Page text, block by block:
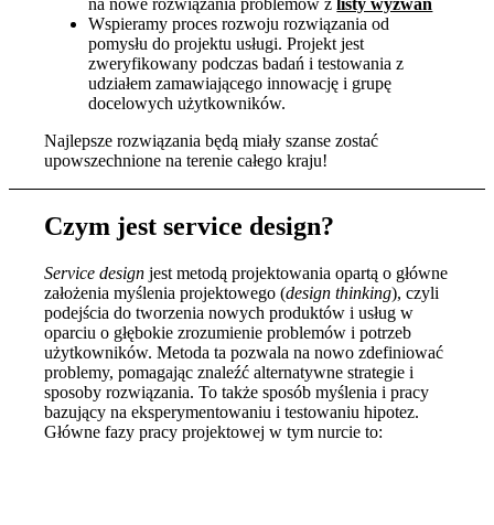
na nowe rozwiązania problemów zlisty wyzwań
Wspieramy proces rozwoju rozwiązania od
pomysłu do projektu usługi. Projekt jest
zweryfikowany podczas badań i testowania z
udziałem zamawiającego innowację i grupę
docelowych użytkowników.
Najlepsze rozwiązania będą miały szanse zostać
upowszechnione na terenie całego kraju!
Czym jest service design?
Service design jest metodą projektowania opartą o główne
założenia myślenia projektowego (design thinking), czyli
podejścia do tworzenia nowych produktów i usług w
oparciu o głębokie zrozumienie problemów i potrzeb
użytkowników. Metoda ta pozwala na nowo zdefiniować
problemy, pomagając znaleźć alternatywne strategie i
sposoby rozwiązania. To także sposób myślenia i pracy
bazujący na eksperymentowaniu i testowaniu hipotez.
Główne fazy pracy projektowej w tym nurcie to: